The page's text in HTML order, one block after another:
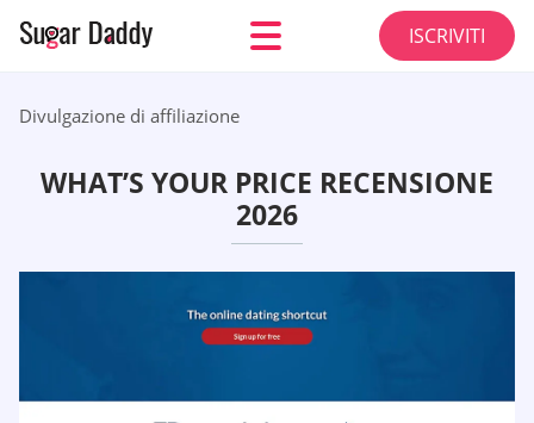
ISCRIVITI
Divulgazione di affiliazione
WHAT’S YOUR PRICE RECENSIONE
2026